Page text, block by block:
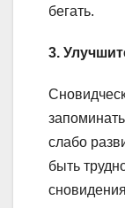
бегать.
3.
слабо
быть